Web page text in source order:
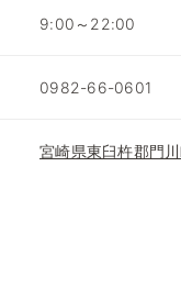
9:00～22:00
0982-66-0601
宮崎県東臼杵郡門